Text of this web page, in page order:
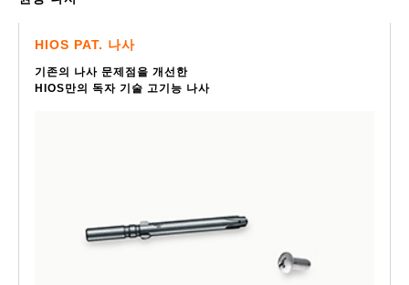
HIOS PAT. 나사
기존의 나사 문제점을 개선한
HIOS만의 독자 기술 고기능 나사